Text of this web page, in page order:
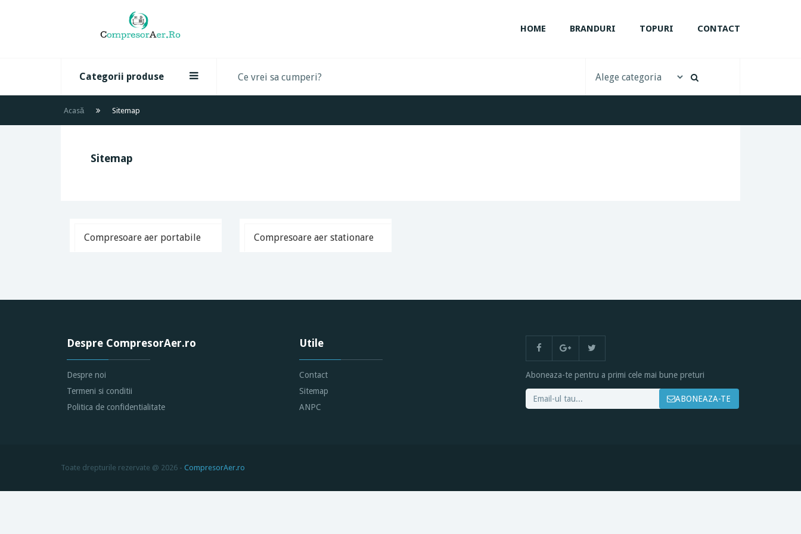
HOME BRANDURI TOPURI CONTACT
Categorii produse
Acasă Sitemap
Sitemap
Compresoare aer portabile Compresoare aer stationare
Despre CompresorAer.ro
Despre noi
Termeni si conditii
Politica de confidentialitate
Utile
Contact
Sitemap
ANPC
Aboneaza-te pentru a primi cele mai bune preturi
ABONEAZA-TE
Toate drepturile rezervate @ 2026 - CompresorAer.ro